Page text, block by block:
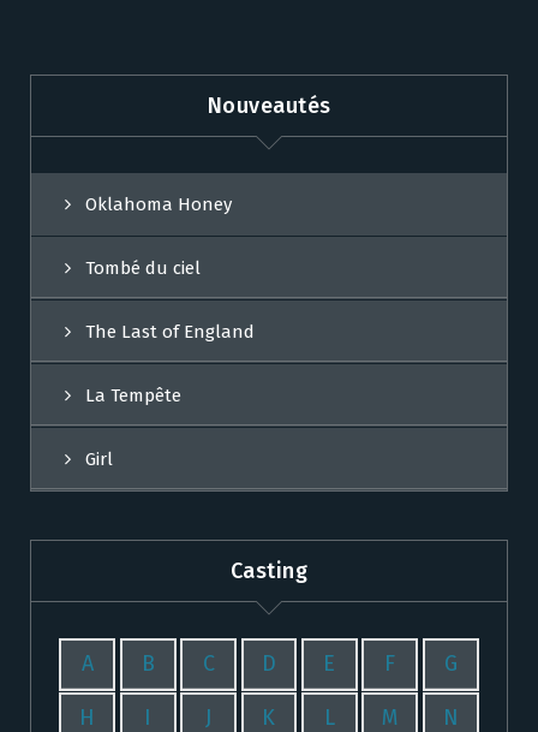
Nouveautés
Oklahoma Honey
Tombé du ciel
The Last of England
La Tempête
Girl
Casting
A B C D E F G
H I J K L M N